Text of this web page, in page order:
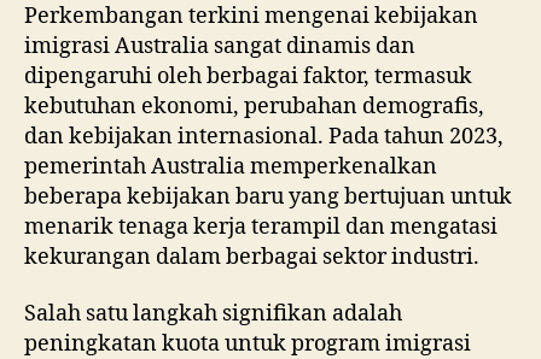
Perkembangan terkini mengenai kebijakan
imigrasi Australia sangat dinamis dan
dipengaruhi oleh berbagai faktor, termasuk
kebutuhan ekonomi, perubahan demografis,
dan kebijakan internasional. Pada tahun 2023,
pemerintah Australia memperkenalkan
beberapa kebijakan baru yang bertujuan untuk
menarik tenaga kerja terampil dan mengatasi
kekurangan dalam berbagai sektor industri.
Salah satu langkah signifikan adalah
peningkatan kuota untuk program imigrasi